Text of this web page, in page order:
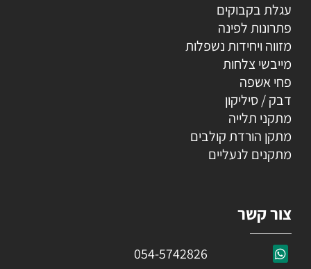
עגלת בקבוקים
פתרונות לפינה
מזווה ויחידות נשפלות
מייבשי צלחות
פחי אשפה
דבק / סיליקון
מתקני תלייה
מתקן הורדת קולבים
מתקנים לנעליים
צור קשר
054-5742826